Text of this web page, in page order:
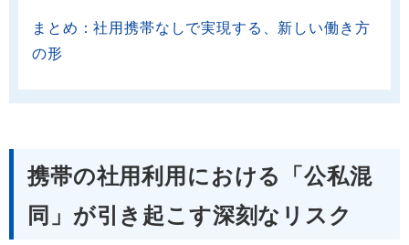
まとめ：社用携帯なしで実現する、新しい働き方
の形
携帯の社用利用における「公私混
同」が引き起こす深刻なリスク